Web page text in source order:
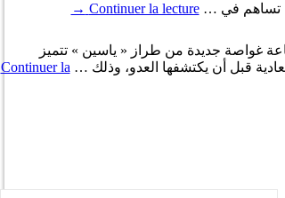
تساهم في …Continuer la lecture
→
غواصة جديدة من طراز « ياسين » تتميز
قبل أن يكتشفها العدو، وذلك … Continuer la